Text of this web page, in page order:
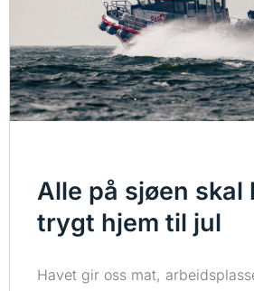
Alle på sjøen skal
trygt hjem til jul
Havet gir oss mat,